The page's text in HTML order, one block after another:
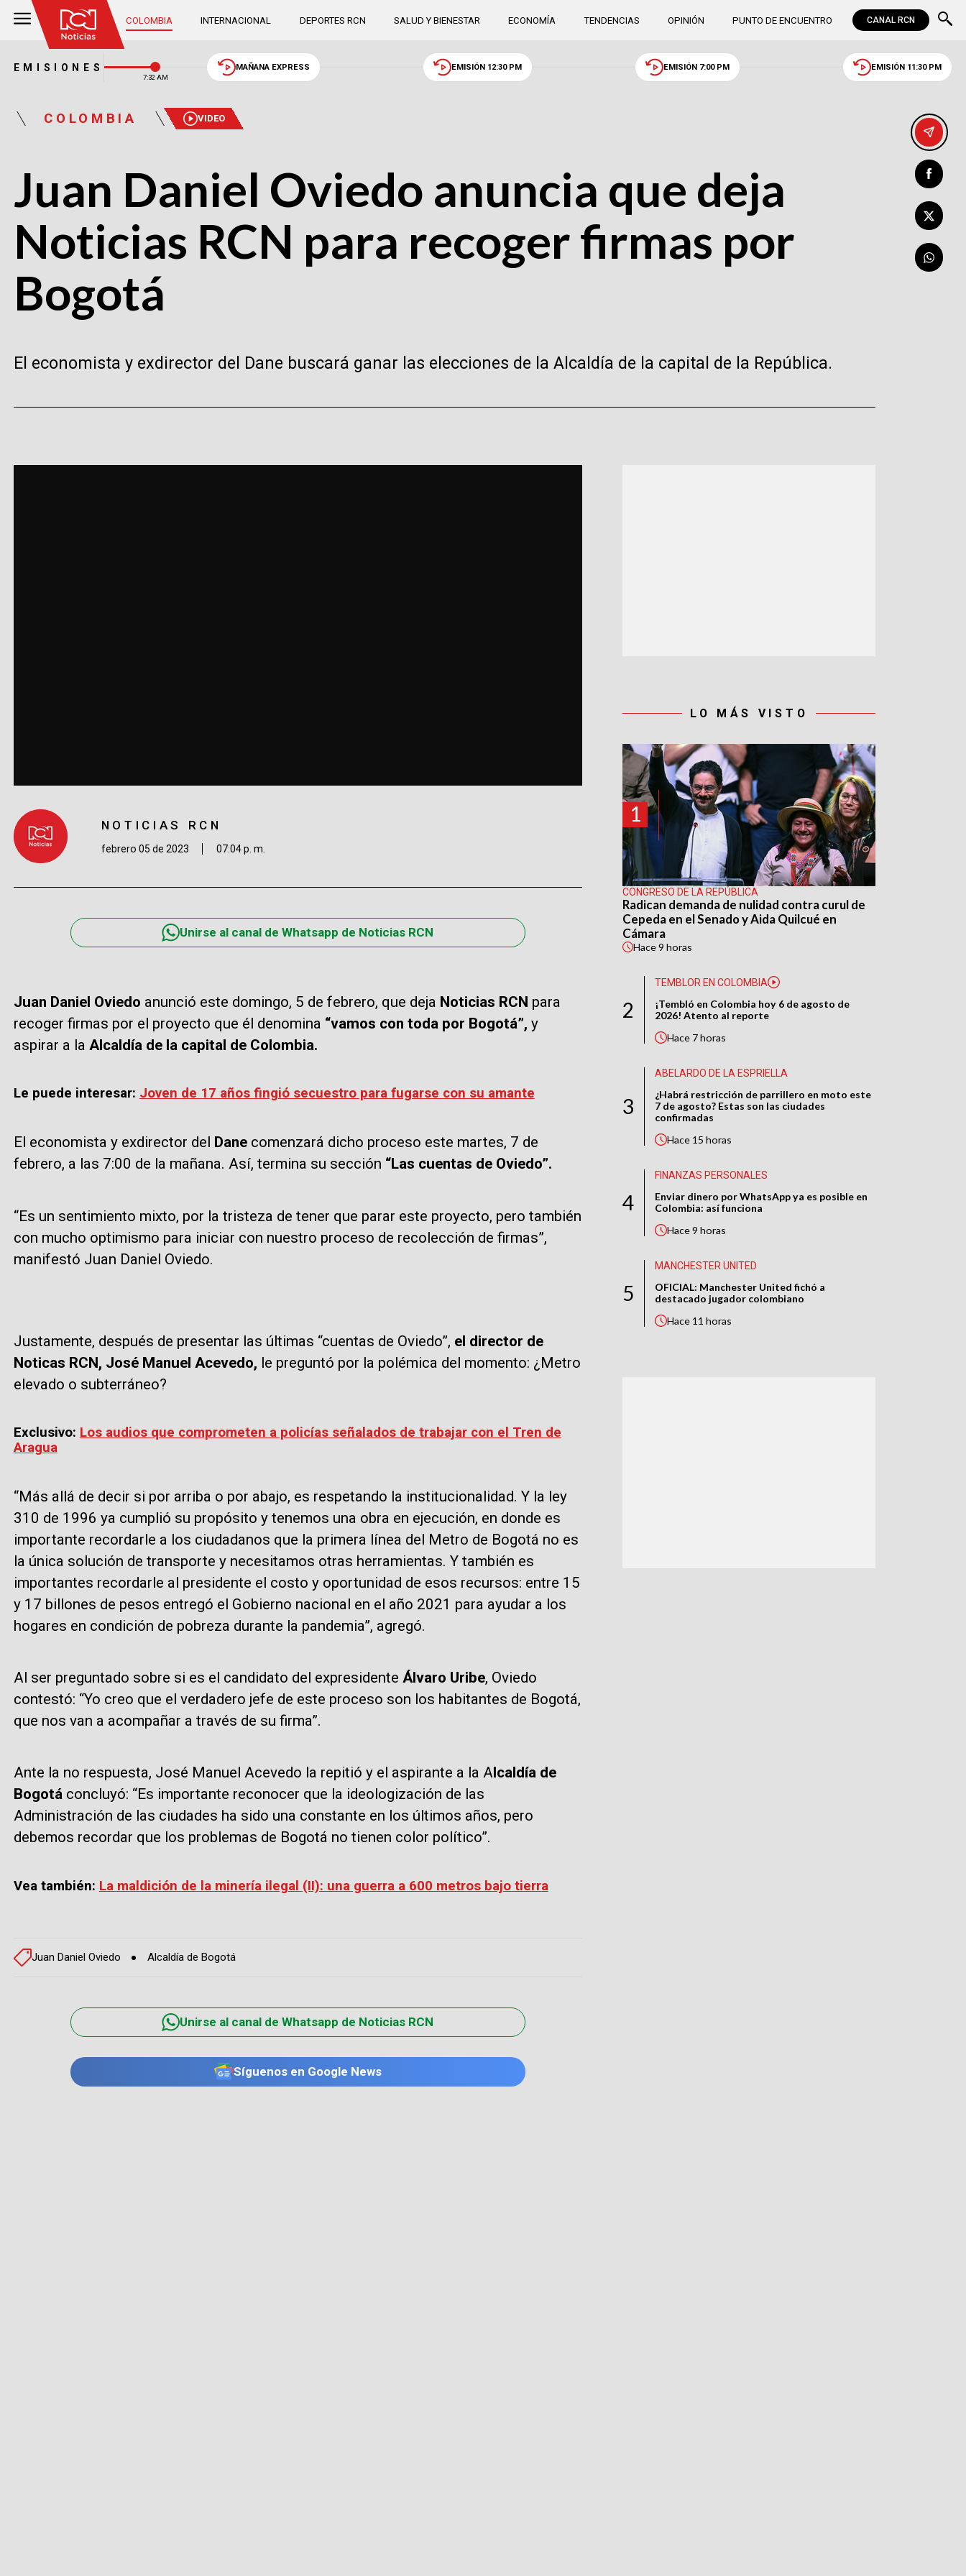
COLOMBIA INTERNACIONAL DEPORTES RCN SALUD Y BIENESTAR ECONOMÍA TENDENCIAS OPINIÓN PUNTO DE ENCUENTRO CANAL RCN
EMISIONES
7:32 AM
MAÑANA EXPRESS EMISIÓN 12:30 PM EMISIÓN 7:00 PM EMISIÓN 11:30 PM
COLOMBIA VIDEO
Juan Daniel Oviedo anuncia que deja
Noticias RCN para recoger firmas por
Bogotá
El economista y exdirector del Dane buscará ganar las elecciones de la Alcaldía de la capital de la República.
NOTICIAS RCN
febrero 05 de 2023 07:04 p. m.
Unirse al canal de Whatsapp de Noticias RCN
Juan Daniel Oviedo anunció este domingo, 5 de febrero, que deja Noticias RCN para
recoger firmas por el proyecto que él denomina “vamos con toda por Bogotá”, y
aspirar a la Alcaldía de la capital de Colombia.
Le puede interesar: Joven de 17 años fingió secuestro para fugarse con su amante
El economista y exdirector del Danecomenzará dicho proceso este martes, 7 de
febrero, a las 7:00 de la mañana. Así, termina su sección “Las cuentas de Oviedo”.
“Es un sentimiento mixto, por la tristeza de tener que parar este proyecto, pero también
con mucho optimismo para iniciar con nuestro proceso de recolección de firmas”,
manifestó Juan Daniel Oviedo.
Justamente, después de presentar las últimas “cuentas de Oviedo”, el director de
Noticas RCN, José Manuel Acevedo, le preguntó por la polémica del momento: ¿Metro
elevado o subterráneo?
Exclusivo: Los audios que comprometen a policías señalados de trabajar con el Tren de
Aragua
“Más allá de decir si por arriba o por abajo, es respetando la institucionalidad. Y la ley
310 de 1996 ya cumplió su propósito y tenemos una obra en ejecución, en donde es
importante recordarle a los ciudadanos que la primera línea del Metro de Bogotá no es
la única solución de transporte y necesitamos otras herramientas. Y también es
importantes recordarle al presidente el costo y oportunidad de esos recursos: entre 15
y 17 billones de pesos entregó el Gobierno nacional en el año 2021 para ayudar a los
hogares en condición de pobreza durante la pandemia”, agregó.
Al ser preguntado sobre si es el candidato del expresidente Álvaro Uribe, Oviedo
contestó: “Yo creo que el verdadero jefe de este proceso son los habitantes de Bogotá,
que nos van a acompañar a través de su firma”.
Ante la no respuesta, José Manuel Acevedo la repitió y el aspirante a la A lcaldía de
Bogotá concluyó: “Es importante reconocer que la ideologización de las
Administración de las ciudades ha sido una constante en los últimos años, pero
debemos recordar que los problemas de Bogotá no tienen color político”.
Vea también: La maldición de la minería ilegal (II): una guerra a 600 metros bajo tierra
Juan Daniel Oviedo Alcaldía de Bogotá
Unirse al canal de Whatsapp de Noticias RCN
Síguenos en Google News
LO MÁS VISTO
1
CONGRESO DE LA REPÚBLICA
Radican demanda de nulidad contra curul de
Cepeda en el Senado y Aida Quilcué en
Cámara
Hace9 horas
2
TEMBLOR EN COLOMBIA
¡Tembló en Colombia hoy 6 de agosto de
2026! Atento al reporte
Hace 7 horas
3
ABELARDO DE LA ESPRIELLA
¿Habrá restricción de parrillero en moto este
7 de agosto? Estas son las ciudades
confirmadas
Hace 15 horas
4
FINANZAS PERSONALES
Enviar dinero por WhatsApp ya es posible en
Colombia: así funciona
Hace9 horas
5
MANCHESTER UNITED
OFICIAL: Manchester United fichó a
destacado jugador colombiano
Hace 11 horas